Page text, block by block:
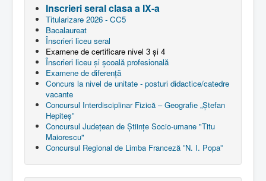
Inscrieri seral clasa a IX-a
Titularizare 2026 - CC5
Bacalaureat
Înscrieri liceu seral
Examene de certificare nivel 3 și 4
Înscrieri liceu și școală profesională
Examene de diferență
Concurs la nivel de unitate - posturi didactice/catedre
vacante
Concursul Interdisciplinar Fizică – Geografie „Ștefan
Hepiteș”
Concursul Județean de Științe Socio-umane "Titu
Maiorescu"
Concursul Regional de Limba Franceză ”N. I. Popa”